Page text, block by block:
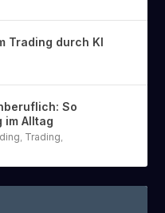
Trading durch KI
So
im Alltag
, Trading,